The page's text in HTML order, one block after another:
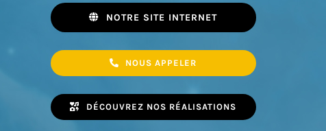
NOTRE SITE INTERNET
NOUS APPELER
DÉCOUVREZ NOS RÉALISATIONS